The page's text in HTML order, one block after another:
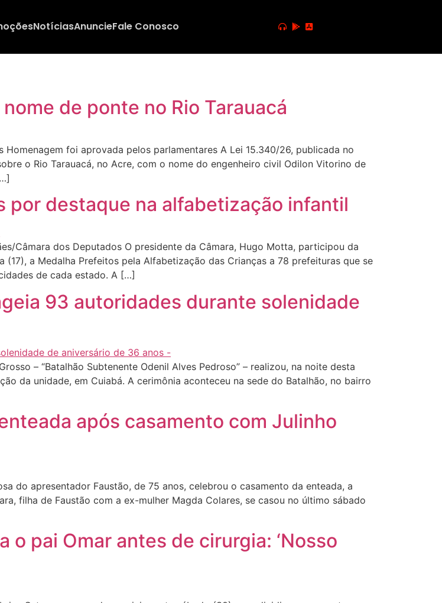
NotíciasAnuncieFale Conosco
de ponte no Rio Tarauacá
foi aprovada pelos parlamentares A Lei 15.340/26, publicada no
o Rio Tarauacá, no Acre, com o nome do engenheiro civil Odilon Vitorino de
por destaque na alfabetização infantil
Câmara dos Deputados O presidente da Câmara, Hugo Motta, participou da
a Medalha Prefeitos pela Alfabetização das Crianças a 78 prefeituras que se
de cada estado. A […]
93 autoridades durante solenidade
– “Batalhão Subtenente Odenil Alves Pedroso” – realizou, na noite desta
da unidade, em Cuiabá. A cerimônia aconteceu na sede do Batalhão, no bairro
após casamento com Julinho
do apresentador Faustão, de 75 anos, celebrou o casamento da enteada, a
filha de Faustão com a ex-mulher Magda Colares, se casou no último sábado
o pai Omar antes de cirurgia: ‘Nosso